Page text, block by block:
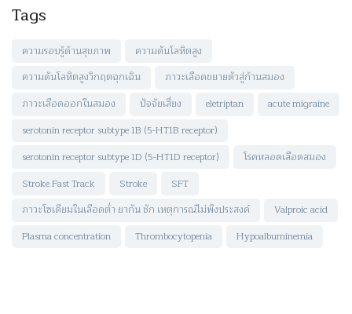
Tags
ความรอบรู้ด้านสุขภาพ
ความดันโลหิตสูง
ความดันโลหิตสูงวิกฤตฉุกเฉิน
ภาวะเลือดขยายตัวสู่ก้านสมอง
ภาวะเลือดออกในสมอง
ปัจจัยเสี่ยง eletriptan
acute migraine
serotonin receptor subtype 1B (5-HT1B receptor)
serotonin receptor subtype 1D (5-HT1D receptor)
โรคหลอดเลือดสมอง
Stroke Fast Track
Stroke
SFT
ภาวะโซเดียมในเลือดต่ำ ยากัน ชัก เหตุการณ์ไม่พึงประสงค์
Valproic acid
Plasma concentration
Thrombocytopenia Hypoalbuminemia